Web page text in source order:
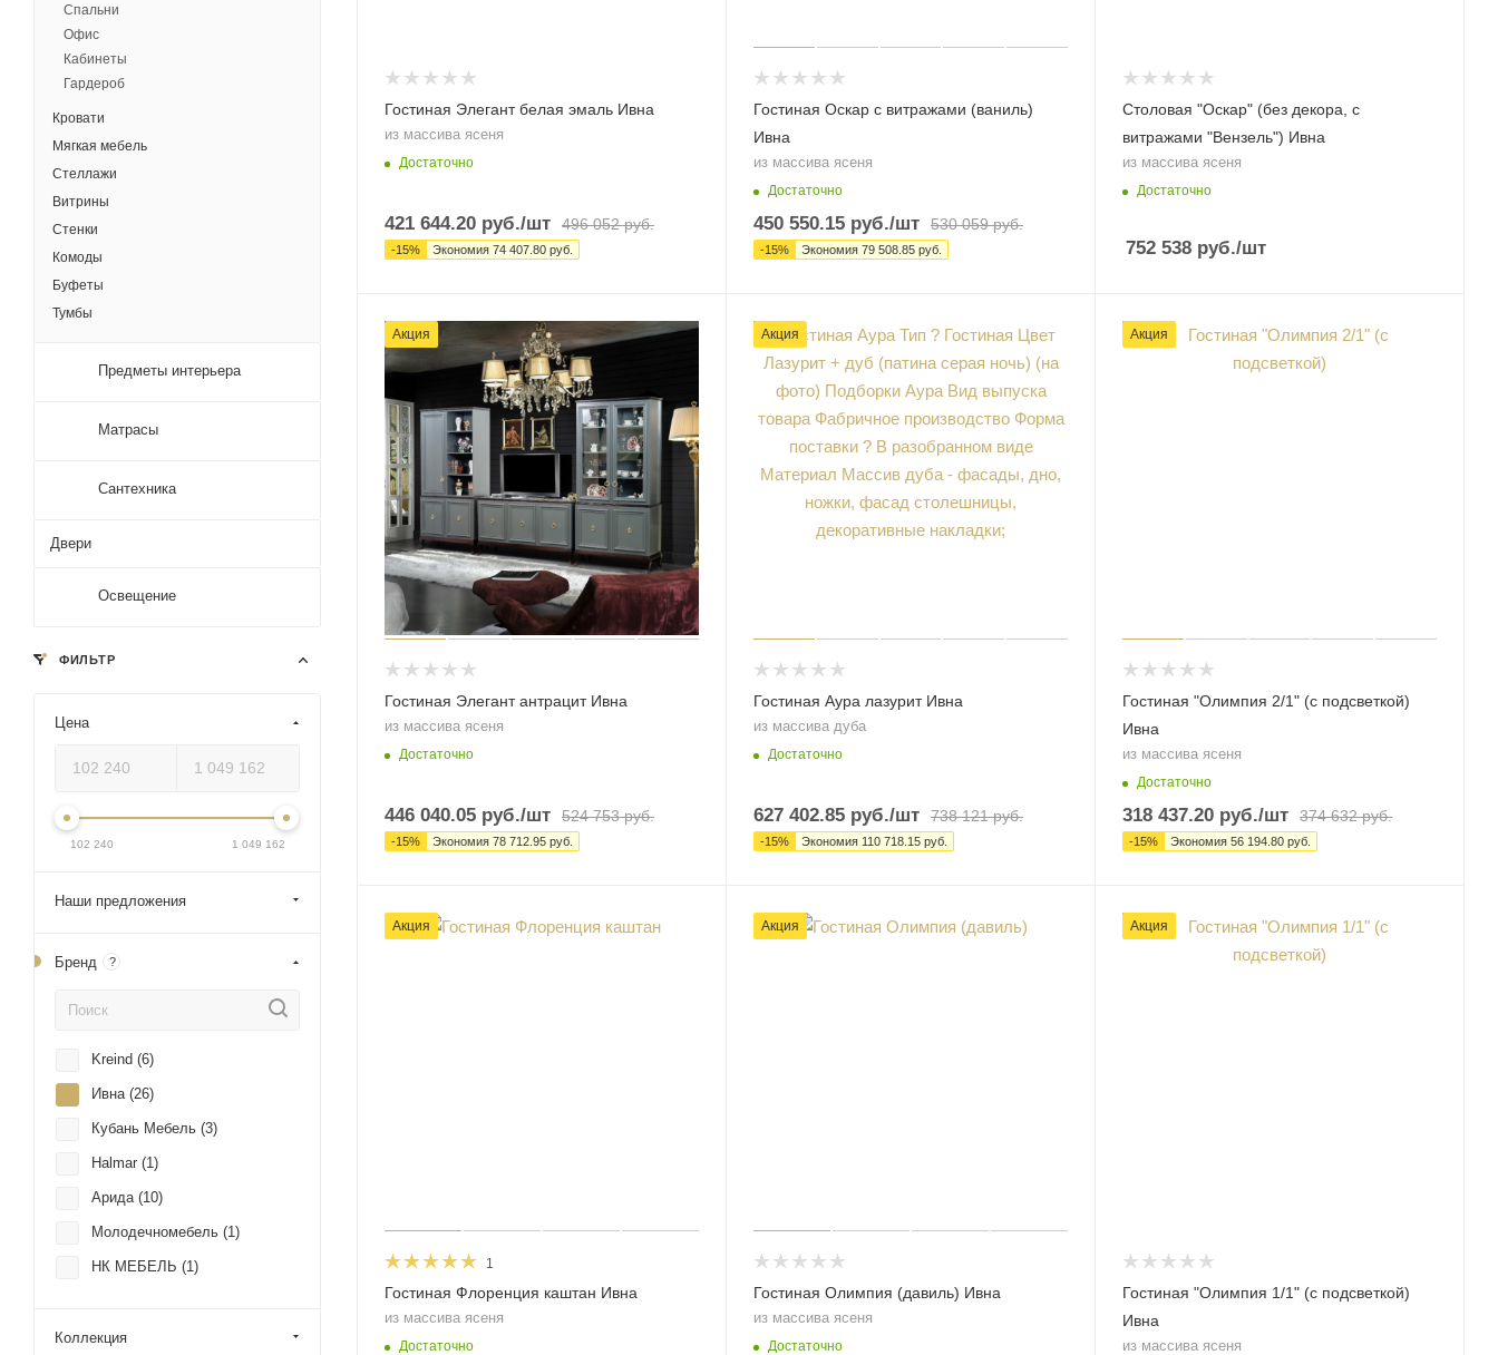
Гостиная Элегант белая эмаль Ивна
из массива ясеня
Достаточно
421 644.20 руб./шт 496 052руб.
-15% Экономия 74 407.80 руб.
Гостиная Оскар с витражами (ваниль)
Ивна
из массива ясеня
Достаточно
450 550.15 руб./шт 530 059руб.
-15% Экономия 79 508.85 руб.
Столовая "Оскар" (без декора, с
витражами "Вензель") Ивна
из массива ясеня
Достаточно
752 538 руб./шт
Акция
Гостиная Элегант антрацит Ивна
из массива ясеня
Достаточно
446 040.05 руб./шт 524 753руб.
-15% Экономия 78 712.95 руб.
Акция
Гостиная Аура лазурит Ивна
из массива дуба
Достаточно
627 402.85 руб./шт 738 121руб.
-15% Экономия 110 718.15 руб.
Акция
Гостиная "Олимпия 2/1" (с подсветкой)
Ивна
из массива ясеня
Достаточно
318 437.20 руб./шт 374 632руб.
-15% Экономия 56 194.80 руб.
Акция
1
Гостиная Флоренция каштан Ивна
из массива ясеня
Достаточно
Акция
Гостиная Олимпия (давиль) Ивна
из массива ясеня
Достаточно
Акция
Гостиная "Олимпия 1/1" (с подсветкой)
Ивна
из массива ясеня
Спальни
Офис
Кабинеты
Гардероб
Кровати
Мягкая мебель
Стеллажи
Витрины
Стенки
Комоды
Буфеты
Тумбы
Предметы интерьера
Матрасы
Сантехника
Двери
Освещение
ФИЛЬТР
Цена
102 240 1 049 162
Наши предложения
Бренд ?
Kreind (6)
Ивна (26)
Кубань Мебель (3)
Halmar (1 )
Арида (10)
Молодечномебель (1 )
НК МЕБЕЛЬ (1 )
Коллекция